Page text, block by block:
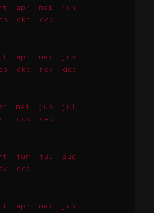
apr mei
jun
okt dec
apr mei
jun
okt nov dec
mei jun
jul
nov dec
jun jul
aug
dec
apr mei
jun